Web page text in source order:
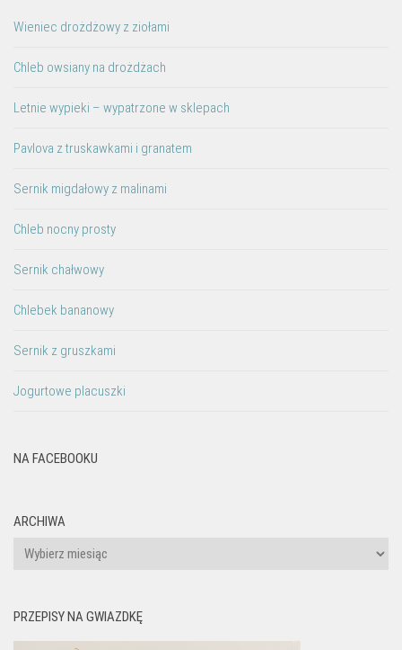
Wieniec drożdżowy z ziołami
Chleb owsiany na drożdżach
Letnie wypieki – wypatrzone w sklepach
Pavlova z truskawkami i granatem
Sernik migdałowy z malinami
Chleb nocny prosty
Sernik chałwowy
Chlebek bananowy
Sernik z gruszkami
Jogurtowe placuszki
NA FACEBOOKU
ARCHIWA
Archiwa
PRZEPISY NA GWIAZDKĘ